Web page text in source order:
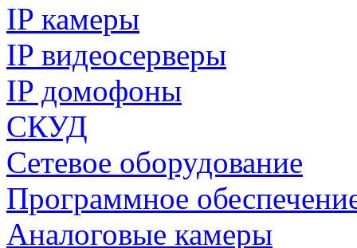
IP камеры
IP видеосерверы
IP домофоны
СКУД
Сетевое оборудование
Программное
Аналоговые камеры